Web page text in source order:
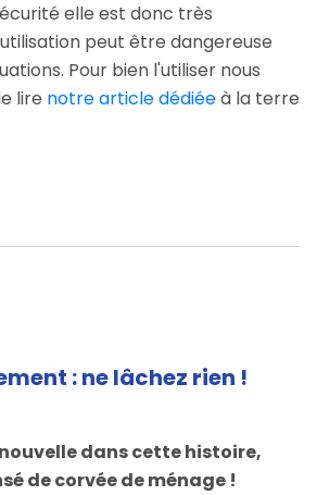
elle est donc très
peut être dangereuse
Pour bien l'utiliser nous
lire notre article dédiéeà la terre
: ne lâchez rien !
dans cette histoire,
de corvée de ménage !